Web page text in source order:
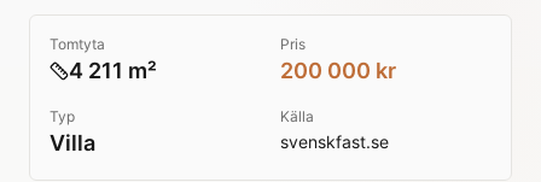
Tomtyta
4 211 m²
Pris
200 000 kr
Typ
Villa
Källa
svenskfast.se